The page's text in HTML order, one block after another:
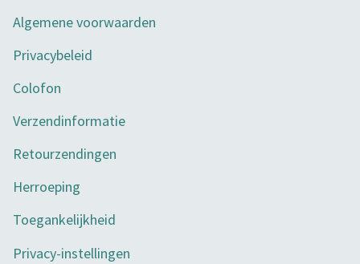
Algemene voorwaarden
Privacybeleid
Colofon
Verzendinformatie
Retourzendingen
Herroeping
Toegankelijkheid
Privacy-instellingen